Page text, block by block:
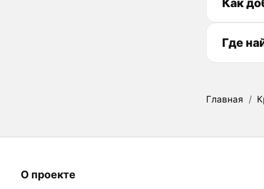
Как
Где
Главная /
О проекте